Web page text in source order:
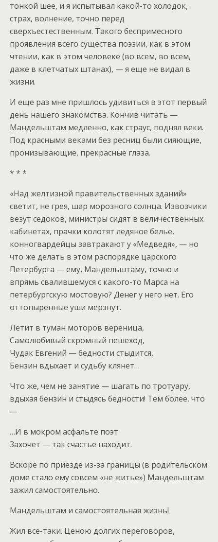
тонкой шее, и я испытывал какой-то холодок,
страх, волнение, точно перед
сверхъестественным. Такого беспримесного
проявления всего существа поэзии, как в этом
чтении, как в этом человеке (во всем, во всем,
даже в клетчатых штанах), — я еще не видал в
жизни.
И еще раз мне пришлось удивиться в этот первый
день нашего знакомства. Кончив читать —
Мандельштам медленно, как страус, поднял веки.
Под красными веками без ресниц были сияющие,
пронизывающие, прекрасные глаза.
* * *
«Над желтизной правительственных зданий»
светит, не грея, шар морозного солнца. Извозчики
везут седоков, министры сидят в величественных
кабинетах, прачки колотят ледяное белье,
конногвардейцы завтракают у «Медведя», — но
что же делать в этом распорядке царского
Петербурга — ему, Мандельштаму, точно и
впрямь свалившемуся с какого-то Марса на
петербургскую мостовую? Денег у него нет. Его
оттопыренные уши мерзнут.
Летит в туман моторов вереница,
Самолюбивый скромный пешеход,
Чудак Евгений — бедности стыдится,
Бензин вдыхает и судьбу клянет…
Что же, чем не занятие — шагать по тротуару,
вдыхая бензин и стыдясь бедности! Тем более, что
—
…И в мокром асфальте поэт
Захочет — так счастье находит.
Вскоре по приезде из-за границы (в родительском
доме стало ему совсем «не житье») Мандельштам
зажил самостоятельно.
Мандельштам и самостоятельная жизнь!
Жил все-таки. Ценою долгих переговоров,